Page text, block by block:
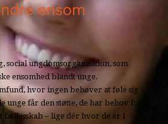
social ungdomsorganisation, som
ensomhed blandt unge.
hvor ingen behøver at føle sig
unge får den støtte, de har behov for
fællesskab – lige dér hvor de er i